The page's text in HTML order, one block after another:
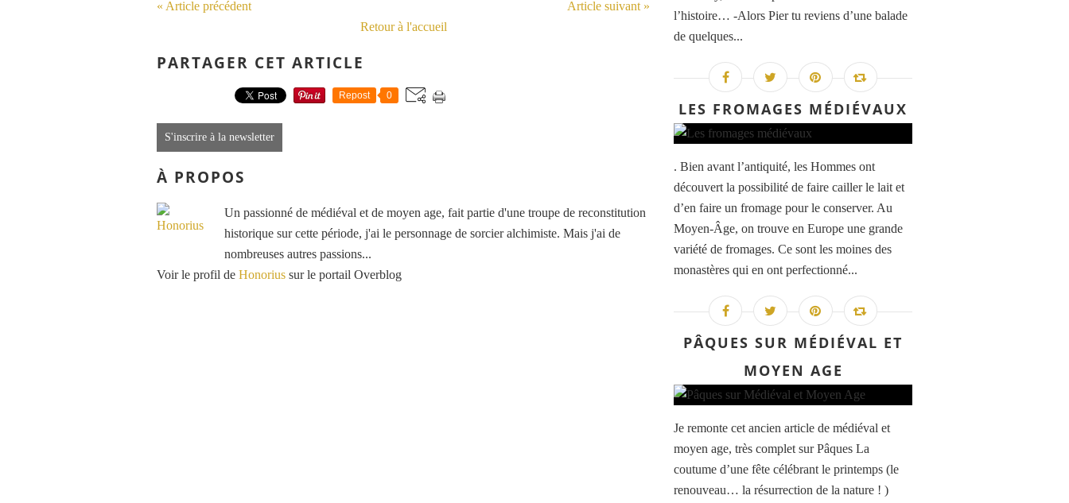
« Article précédent
Article suivant »
Retour à l'accueil
PARTAGER CET ARTICLE
Repost 0
S'inscrire à la newsletter
À PROPOS
Un passionné de médiéval et de moyen age, fait partie d'une troupe de reconstitution
historique sur cette période, j'ai le personnage de sorcier alchimiste. Mais j'ai de
nombreuses autres passions...
Voir le profil de Honorius sur le portail Overblog
l’histoire… -Alors Pier tu reviens d’une balade
de quelques...
LES FROMAGES MÉDIÉVAUX
. Bien avant l’antiquité, les Hommes ont
découvert la possibilité de faire cailler le lait et
d’en faire un fromage pour le conserver. Au
Moyen-Âge, on trouve en Europe une grande
variété de fromages. Ce sont les moines des
monastères qui en ont perfectionné...
PÂQUES SUR MÉDIÉVAL ET
MOYEN AGE
Je remonte cet ancien article de médiéval et
moyen age, très complet sur Pâques La
coutume d’une fête célébrant le printemps (le
renouveau… la résurrection de la nature ! )